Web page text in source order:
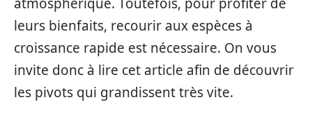
leurs bienfaits, recourir aux espèces à
croissance rapide est nécessaire. On vous
invite donc à lire cet article afin de découvrir
les pivots qui grandissent très vite.